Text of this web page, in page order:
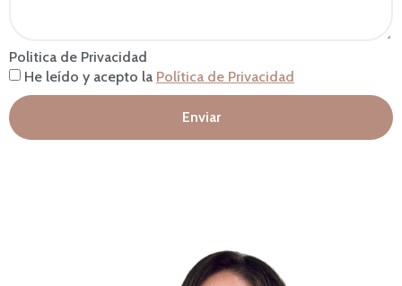
Politica de Privacidad
He leído y acepto la Política de Privacidad
Enviar